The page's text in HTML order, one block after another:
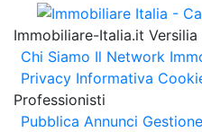
Immobiliare-Italia.it Versilia
Chi Siamo Il Network
Privacy Informativa
Professionisti
Pubblica Annunci